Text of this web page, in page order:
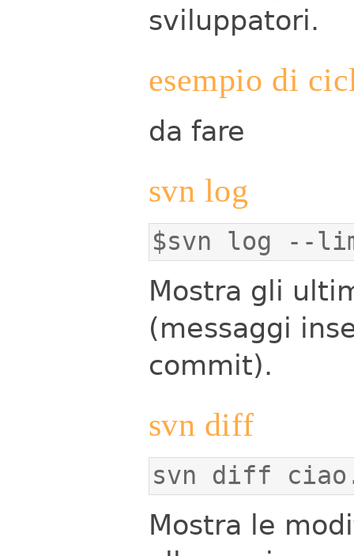
sviluppatori.
esempio di
da fare
svn log
$svn log --
Mostra gli
(messaggi
commit).
svn diff
svn diff
Mostra le